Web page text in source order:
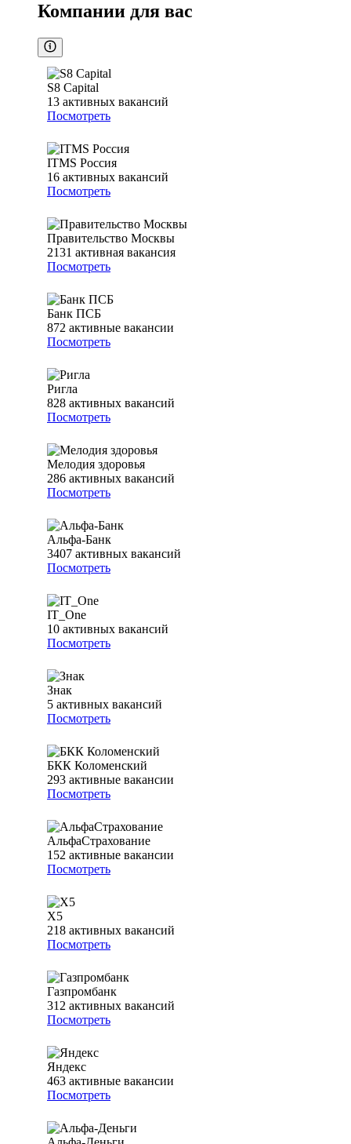
Компании для вас
S8 Capital
13 активных вакансий
Посмотреть
ITMS Россия
16 активных вакансий
Посмотреть
Правительство Москвы
2131 активная вакансия
Посмотреть
Банк ПСБ
872 активные вакансии
Посмотреть
Ригла
828 активных вакансий
Посмотреть
Мелодия здоровья
286 активных вакансий
Посмотреть
Альфа-Банк
3407 активных вакансий
Посмотреть
IT_One
10 активных вакансий
Посмотреть
Знак
5 активных вакансий
Посмотреть
БКК Коломенский
293 активные вакансии
Посмотреть
АльфаСтрахование
152 активные вакансии
Посмотреть
Х5
218 активных вакансий
Посмотреть
Газпромбанк
312 активных вакансий
Посмотреть
Яндекс
463 активные вакансии
Посмотреть